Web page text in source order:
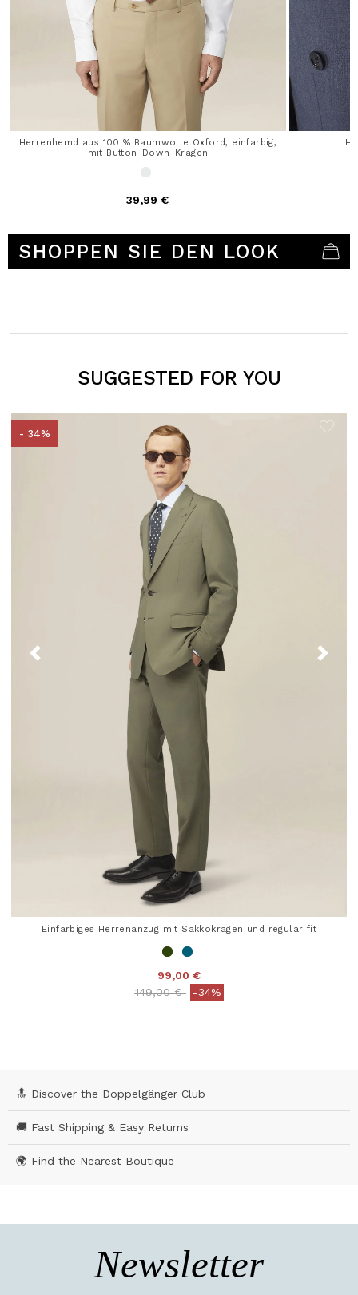
Herrenhemd aus 100 % Baumwolle Oxford, einfarbig,
mit Button-Down-Kragen
39,99 €
SHOPPEN SIE DEN LOOK
SUGGESTED FOR YOU
- 34%
Einfarbiges Herrenanzug mit Sakkokragen und regular fit
99,00 €
Price reduced from
149,00 €to-34%
🔝 Discover the Doppelgänger Club
🚚 Fast Shipping & Easy Returns
🌍 Find the Nearest Boutique
Newsletter